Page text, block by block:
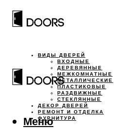
ВИДЫ ДВЕРЕЙ
ВХОДНЫЕ
ДЕРЕВЯННЫЕ
МЕЖКОМНАТНЫЕ
МЕТАЛЛИЧЕСКИЕ
ПЛАСТИКОВЫЕ
РАЗДВИЖНЫЕ
СТЕКЛЯННЫЕ
ДЕКОР ДВЕРЕЙ
РЕМОНТ И ОТДЕЛКА
ФУРНИТУРА
Меню